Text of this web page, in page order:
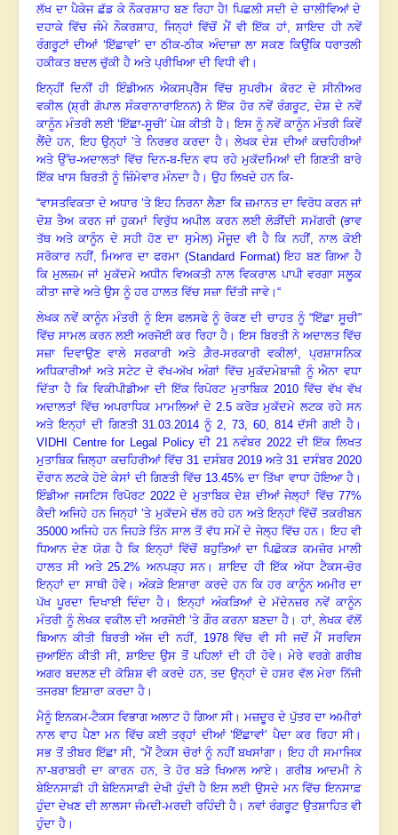
ਲੱਖ ਦਾ ਪੈਕੇਜ ਛੱਡ ਕੇ ਨੌਕਰਸ਼ਾਹ ਬਣ ਰਿਹਾ ਹੈ! ਪਿਛਲੀ ਸਦੀ ਦੇ ਚਾਲੀਵਿਆਂ ਦੇ
ਦਹਾਕੇ ਵਿੱਚ ਜੰਮੇ ਨੌਕਰਸ਼ਾਹ, ਜਿਨ੍ਹਾਂ ਵਿੱਚੋਂ ਮੈਂ ਵੀ ਇੱਕ ਹਾਂ,ਸ਼ਾਇਦ ਹੀ ਨਵੇਂ
ਰੰਗਰੂਟਾਂ ਦੀਆਂ ‘ਇੱਛਾਵਾਂ’ ਦਾ ਠੀਕ-ਠੀਕ ਅੰਦਾਜ਼ਾ ਲਾ ਸਕਣ ਕਿਉਂਕਿ ਧਰਾਤਲੀ
ਹਕੀਕਤ ਬਦਲ ਚੁੱਕੀ ਹੈ ਅਤੇ ਪ੍ਰੀਖਿਆ ਦੀ ਵਿਧੀ ਵੀ।
ਇਨ੍ਹੀਂ ਦਿਨੀਂ ਹੀ ਇੰਡੀਅਨ ਐਕਸਪ੍ਰੈੱਸ ਵਿੱਚ ਸੁਪਰੀਮ ਕੋਰਟ ਦੇ ਸੀਨੀਅਰ
ਵਕੀਲ (ਸ਼੍ਰੀ ਗੋਪਾਲ ਸੰਕਰਾਨਾਰਾਇਨਨ) ਨੇ ਇੱਕ ਹੋਰ ਨਵੇਂ ਰੰਗਰੂਟ, ਦੇਸ਼ ਦੇ ਨਵੇਂ
ਕਾਨੂੰਨ ਮੰਤਰੀ ਲਈ ‘ਇੱਛਾ-ਸੂਚੀ’ਪੇਸ਼ ਕੀਤੀ ਹੈ।ਇਸ ਨੂੰ ਨਵੇਂ ਕਾਨੂੰਨ ਮੰਤਰੀ ਕਿਵੇਂ
ਲੈਂਦੇ ਹਨ, ਇਹ ਉਨ੍ਹਾਂ ’ਤੇ ਨਿਰਭਰ ਕਰਦਾ ਹੈ। ਲੇਖਕ ਦੇਸ਼ ਦੀਆਂ ਕਚਹਿਰੀਆਂ
ਅਤੇ ਉੱਚ-ਅਦਾਲਤਾਂ ਵਿੱਚ ਦਿਨ-ਬ-ਦਿਨ ਵਧ ਰਹੇ ਮੁਕੱਦਮਿਆਂ ਦੀ ਗਿਣਤੀ ਬਾਰੇ
ਇੱਕ ਖਾਸ ਬਿਰਤੀ ਨੂੰ ਜ਼ਿੰਮੇਵਾਰ ਮੰਨਦਾ ਹੈ । ਉਹ ਲਿਖਦੇ ਹਨ ਕਿ-
“ਵਾਸਤਵਿਕਤਾ ਦੇ ਅਧਾਰ ’ਤੇ ਇਹ ਨਿਰਨਾ ਲੈਣਾ ਕਿ ਜ਼ਮਾਨਤ ਦਾ ਵਿਰੋਧ ਕਰਨ ਜਾਂ
ਦੋਸ਼ ਤੈਅ ਕਰਨ ਜਾਂ ਹੁਕਮਾਂ ਵਿਰੁੱਧ ਅਪੀਲ ਕਰਨ ਲਈ ਲੋੜੀਂਦੀ ਸਮੱਗਰੀ (ਭਾਵ
ਤੱਥ ਅਤੇ ਕਾਨੂੰਨ ਦੇ ਸਹੀ ਹੋਣ ਦਾ ਸੁਮੇਲ) ਮੌਜੂਦ ਵੀ ਹੈ ਕਿ ਨਹੀਂ, ਨਾਲ ਕੋਈ
ਸਰੋਕਾਰ ਨਹੀਂ,ਮਿਆਰ ਦਾ ਫਰਮਾ (Standard Format)ਇਹ ਬਣ ਗਿਆ ਹੈ
ਕਿ ਮੁਲਜ਼ਮ ਜਾਂ ਮੁਕੱਦਮੇ ਅਧੀਨ ਵਿਅਕਤੀ ਨਾਲ ਵਿਕਰਾਲ ਪਾਪੀ ਵਰਗਾ ਸਲੂਕ
ਕੀਤਾ ਜਾਵੇ ਅਤੇ ਉਸ ਨੂੰ ਹਰ ਹਾਲਤ ਵਿੱਚ ਸਜ਼ਾ ਦਿੱਤੀ ਜਾਵੇ। “
ਲੇਖਕ ਨਵੇਂ ਕਾਨੂੰਨ ਮੰਤਰੀ ਨੂੰ ਇਸ ਫਲਸਫੇ ਨੂੰ ਰੋਕਣ ਦੀ ਚਾਹਤ ਨੂੰ “ਇੱਛਾ ਸੂਚੀ”
ਵਿੱਚ ਸਾਮਲ ਕਰਨ ਲਈ ਅਰਜੋਈ ਕਰ ਰਿਹਾ ਹੈ।ਇਸ ਬਿਰਤੀ ਨੇ ਅਦਾਲਤ ਵਿੱਚ
ਸਜ਼ਾ ਦਿਵਾਉਣ ਵਾਲੇ ਸਰਕਾਰੀ ਅਤੇ ਗ਼ੈਰ-ਸਰਕਾਰੀ ਵਕੀਲਾਂ, ਪ੍ਰਸ਼ਾਸਨਿਕ
ਅਧਿਕਾਰੀਆਂ ਅਤੇ ਸਟੇਟ ਦੇ ਵੱਖ-ਅੱਖ ਅੰਗਾਂ ਵਿੱਚ ਮੁਕੱਦਮੇਬਾਜ਼ੀ ਨੂੰ ਐਨਾ ਵਧਾ
ਦਿੱਤਾ ਹੈ ਕਿ ਵਿਕੀਪੀਡੀਆ ਦੀ ਇੱਕ ਰਿਪੋਰਟ ਮੁਤਾਬਿਕ2010 ਵਿੱਚ ਵੱਖ ਵੱਖ
ਅਦਾਲਤਾਂ ਵਿੱਚ ਅਪਰਾਧਿਕ ਮਾਮਲਿਆਂ ਦੇ 2.5 ਕਰੋੜ ਮੁਕੱਦਮੇ ਲਟਕ ਰਹੇ ਸਨ
ਅਤੇ ਇਨ੍ਹਾਂ ਦੀ ਗਿਣਤੀ31.03.2014 ਨੂੰ2, 73, 60, 814ਦੱਸੀ ਗਈ ਹੈ ।
VIDHI Centre for Legal Pol icyਦੀ 21ਨਵੰਬਰ2022 ਦੀ ਇੱਕ ਲਿਖਤ
ਮੁਤਾਬਿਕ ਜ਼ਿਲ੍ਹਾ ਕਚਹਿਰੀਆਂ ਵਿੱਚ31 ਦਸੰਬਰ 2019ਅਤੇ31 ਦਸੰਬਰ2020
ਦੌਰਾਨ ਲਟਕੇ ਹੋਏ ਕੇਸਾਂ ਦੀ ਗਿਣਤੀ ਵਿੱਚ 13.45% ਦਾ ਤਿੱਖਾ ਵਾਧਾ ਹੋਇਆ ਹੈ।
ਇੰਡੀਆ ਜਸਟਿਸ ਰਿਪੋਰਟ 2022ਦੇ ਮੁਤਾਬਿਕ ਦੇਸ਼ ਦੀਆਂ ਜੇਲ੍ਹਾਂ ਵਿੱਚ 77%
ਕੈਦੀ ਅਜਿਹੇ ਹਨ ਜਿਨ੍ਹਾਂ ’ਤੇ ਮੁਕੱਦਮੇ ਚੱਲ ਰਹੇ ਹਨ ਅਤੇ ਇਨ੍ਹਾਂ ਵਿੱਚੋਂ ਤਕਰੀਬਨ
35000 ਅਜਿਹੇ ਹਨ ਜਿਹੜੇ ਤਿੰਨ ਸਾਲ ਤੋਂ ਵੱਧ ਸਮੇਂ ਦੇ ਜੇਲ੍ਹ ਵਿੱਚ ਹਨ।ਇਹ ਵੀ
ਧਿਆਨ ਦੇਣ ਯੋਗ ਹੈ ਕਿ ਇਨ੍ਹਾਂ ਵਿੱਚੋਂ ਬਹੁਤਿਆਂ ਦਾ ਪਿਛੋਕੜ ਕਮਜ਼ੋਰ ਮਾਲੀ
ਹਾਲਤ ਸੀ ਅਤੇ25.2% ਅਨਪੜ੍ਹ ਸਨ।ਸ਼ਾਇਦ ਹੀ ਇੱਕ ਅੱਧਾ ਟੈਕਸ-ਚੋਰ
ਇਨ੍ਹਾਂ ਦਾ ਸਾਥੀ ਹੋਵੇ। ਅੰਕੜੇ ਇਸ਼ਾਰਾ ਕਰਦੇ ਹਨ ਕਿ ਹਰ ਕਾਨੂੰਨ ਅਮੀਰ ਦਾ
ਪੱਖ ਪੂਰਦਾ ਦਿਖਾਈ ਦਿੰਦਾ ਹੈ ।ਇਨ੍ਹਾਂ ਅੰਕੜਿਆਂ ਦੇ ਮੱਦੇਨਜ਼ਰ ਨਵੇਂ ਕਾਨੂੰਨ
ਮੰਤਰੀ ਨੂੰ ਲੇਖਕ ਵਕੀਲ ਦੀ ਅਰਜੋਈ ’ਤੇ ਗੌਰ ਕਰਨਾ ਬਣਦਾ ਹੈ । ਹਾਂ,ਲੇਖਕ ਵੱਲੋਂ
ਬਿਆਨ ਕੀਤੀ ਬਿਰਤੀ ਅੱਜ ਦੀ ਨਹੀਂ, 1978ਵਿੱਚ ਵੀ ਸੀ ਜਦੋਂ ਮੈਂ ਸਰਵਿਸ
ਜੁਆਇੰਨ ਕੀਤੀ ਸੀ, ਸ਼ਾਇਦ ਉਸ ਤੋਂ ਪਹਿਲਾਂ ਦੀ ਹੀ ਹੋਵੇ।ਮੇਰੇ ਵਰਗੇ ਗਰੀਬ
ਅਗਰ ਬਦਲਣ ਦੀ ਕੋਸ਼ਿਸ਼ ਵੀ ਕਰਦੇ ਹਨ,ਤਦ ਉਨ੍ਹਾਂ ਦੇ ਹਸ਼ਰ ਵੱਲ ਮੇਰਾ ਨਿੱਜੀ
ਤਜਰਬਾ ਇਸ਼ਾਰਾ ਕਰਦਾ ਹੈ ।
ਮੈਨੂੰ ਇਨਕਮ-ਟੈਕਸ ਵਿਭਾਗ ਅਲਾਟ ਹੋ ਗਿਆ ਸੀ। ਮਜ਼ਦੂਰ ਦੇ ਪੁੱਤਰ ਦਾ ਅਮੀਰਾਂ
ਨਾਲ ਵਾਹ ਪੈਣਾ ਮਨ ਵਿੱਚ ਕਈ ਤਰ੍ਹਾਂ ਦੀਆਂ ‘ਇੱਛਾਵਾਂ’ ਪੈਦਾ ਕਰ ਰਿਹਾ ਸੀ।
ਸਭ ਤੋਂ ਤੀਬਰ ਇੱਛਾ ਸੀ, “ਮੈਂ ਟੈਕਸ ਚੋਰਾਂ ਨੂੰ ਨਹੀਂ ਬਖਸਾਂਗਾ ।ਇਹ ਹੀ ਸਮਾਜਿਕ
ਨਾ-ਬਰਾਬਰੀ ਦਾ ਕਾਰਨ ਹਨ, ਤੇ ਹੋਰ ਬੜੇ ਖਿਆਲ ਆਏ । ਗਰੀਬ ਆਦਮੀ ਨੇ
ਬੇਇਨਸਾਫ਼ੀ ਹੀ ਬੇਇਨਸਾਫ਼ੀ ਦੇਖੀ ਹੁੰਦੀ ਹੈ ਇਸ ਲਈ ਉਸਦੇ ਮਨ ਵਿੱਚ ਇਨਸਾਫ਼
ਹੁੰਦਾ ਦੇਖਣ ਦੀ ਲਾਲਸਾ ਜੰਮਦੀ-ਮਰਦੀ ਰਹਿੰਦੀ ਹੈ।ਨਵਾਂ ਰੰਗਰੂਟ ਉਤਸ਼ਾਹਿਤ ਵੀ
ਹੁੰਦਾ ਹੈ ।